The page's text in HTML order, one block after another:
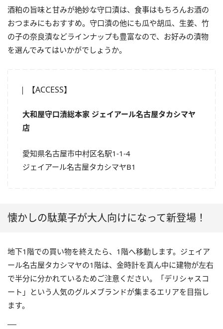
酒粕の旨味と甘みが絶妙な守口漬は、食事はもちろんお酒の
おつまみにもおすすめ。守口漬の他にも瓜や胡瓜、生姜、竹
の子の奈良漬などラインナップも豊富なので、お好みの漬物
を選んでみてはいかがでしょうか。
【ACCESS】
大和屋守口漬総本家 ジェイアール名古屋タカシマヤ
店
愛知県名古屋市中村区名駅1-1-4
ジェイアール名古屋タカシマヤB1
懐かしの駄菓子が大人向けになって新登場！
地下1階での買い物を終えたら、1階へ移動します。ジェイア
ール名古屋タカシマヤの1階は、金時計を真ん中に建物が左右
で半分に分かれているためご注意ください。「デリシャスコ
ート」という人気のグルメブランドが集まるエリアを目指し
ます。